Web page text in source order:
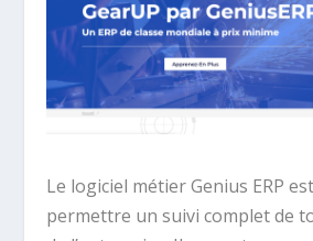
Le logiciel métier Genius ERP
permettre un suivi complet de